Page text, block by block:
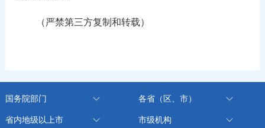
（严禁第三方复制和转载）
国务院部门 各省（区、市）
省内地级以上市 市级机构